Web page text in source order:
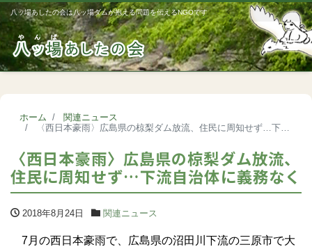
八ッ場あしたの会は八ッ場ダムが抱える問題を伝えるNGOです
ホーム
関連ニュース
〈西日本豪雨〉広島県の椋梨ダム放流、住民に周知せず…下流自治体に義務なく
〈西日本豪雨〉広島県の椋梨ダム放流、
住民に周知せず…下流自治体に義務なく
2018年8月24日 関連ニュース
7月の西日本豪雨で、広島県の沼田川下流の三原市で大